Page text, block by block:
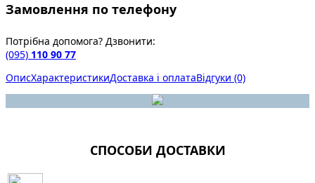
Замовлення по телефону
Потрібна допомога? Дзвонити:
(095) 110 90 77
ОписХарактеристикиДоставка і оплатаВідгуки (0)
СПОСОБИ ДОСТАВКИ